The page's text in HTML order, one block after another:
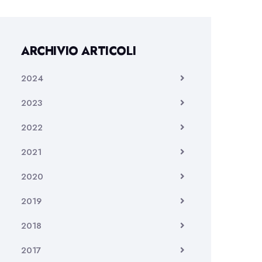
ARCHIVIO ARTICOLI
2024
2023
2022
2021
2020
2019
2018
2017